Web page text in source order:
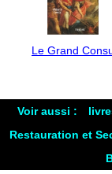
Le Grand
Voir aussi :
Restauration et